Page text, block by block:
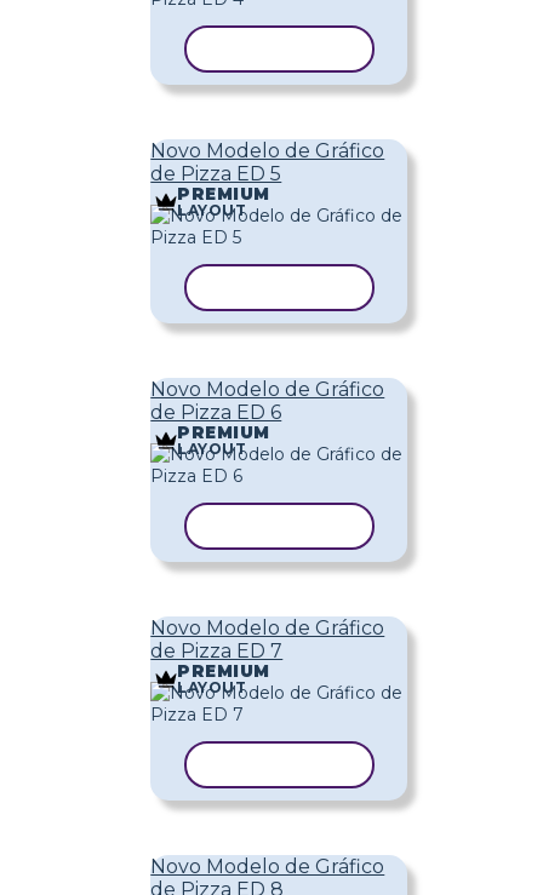
Novo Modelo de Gráfico
de Pizza ED 5
PREMIUM
LAYOUT
Novo Modelo de Gráfico
de Pizza ED 6
PREMIUM
LAYOUT
Novo Modelo de Gráfico
de Pizza ED 7
PREMIUM
LAYOUT
Novo Modelo de Gráfico
de Pizza ED 8